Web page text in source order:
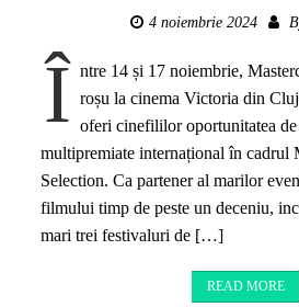
4 noiembrie 2024
Î ntre 14 și 17 noiembrie,
roșu la cinema Victoria din
oferi cinefililor oportunitatea
multipremiate internațional în cadrul
Selection. Ca partener al marilor
filmului timp de peste un deceniu,
mari trei festivaluri de […]
READ MORE